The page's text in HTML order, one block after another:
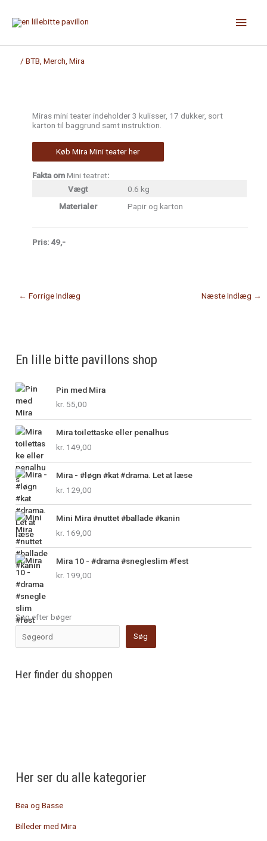
indholdet
/BTB ,Merch ,Mira
Miras mini teater indeholder 3 kulisser, 17 dukker, sort
karton til baggrund samt instruktion.
Køb Mira Mini teater her
Fakta omMini teatret:
Vægt
0.6 kg
Materialer
Papir og karton
Pris: 49,-
← Forrige Indlæg Næste Indlæg →
En lille bitte pavillons shop
Pin med Mira
kr. 55,00
Mira toilettaske eller penalhus
kr. 149,00
Mira - #løgn #kat #drama. Let at læse
kr. 129,00
Mini Mira #nuttet #ballade #kanin
kr. 169,00
Mira 10 - #drama #snegleslim #fest
kr. 199,00
Søg efter bøger
Søg
Her finder du shoppen
Her ser du alle kategorier
Bea og Basse
Billeder med Mira